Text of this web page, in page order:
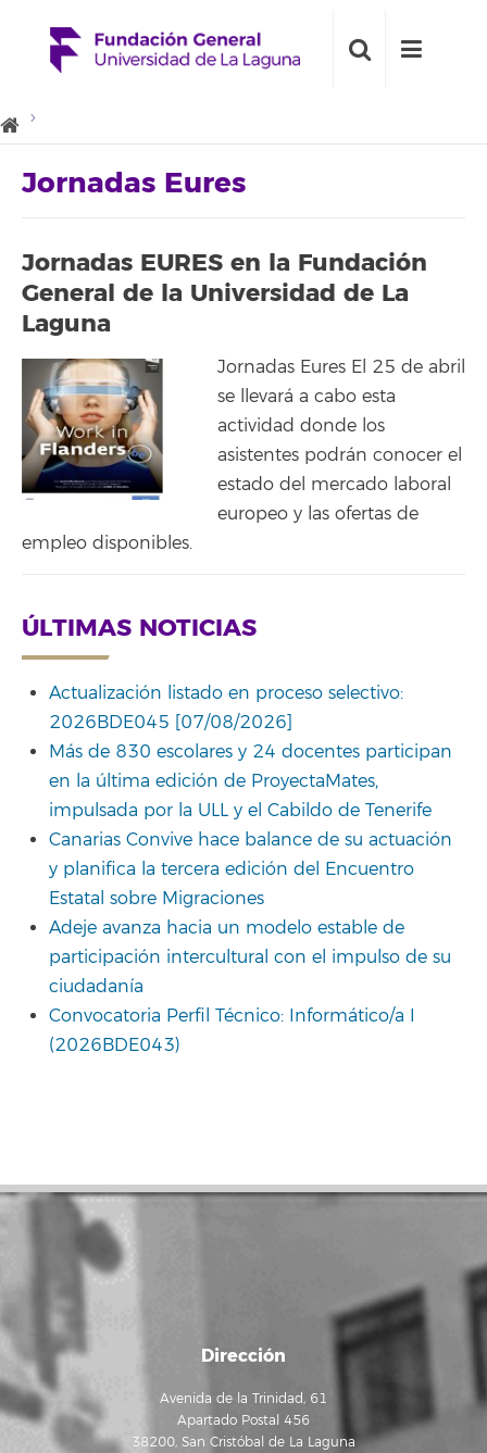
Jornadas Eures
Jornadas EURES en la Fundación
General de la Universidad de La
Laguna
Jornadas Eures El 25 de abril
se llevará a cabo esta
actividad donde los
asistentes podrán conocer el
estado del mercado laboral
europeo y las ofertas de
empleo disponibles.
ÚLTIMAS NOTICIAS
Actualización listado en proceso selectivo:
2026BDE045 [07/08/2026]
Más de 830 escolares y 24 docentes participan
en la última edición de ProyectaMates,
impulsada por la ULL y el Cabildo de Tenerife
Canarias Convive hace balance de su actuación
y planifica la tercera edición del Encuentro
Estatal sobre Migraciones
Adeje avanza hacia un modelo estable de
participación intercultural con el impulso de su
ciudadanía
Convocatoria Perfil Técnico: Informático/a I
(2026BDE043)
Dirección
Avenida de la Trinidad, 61
Apartado Postal 456
38200, San Cristóbal de La Laguna